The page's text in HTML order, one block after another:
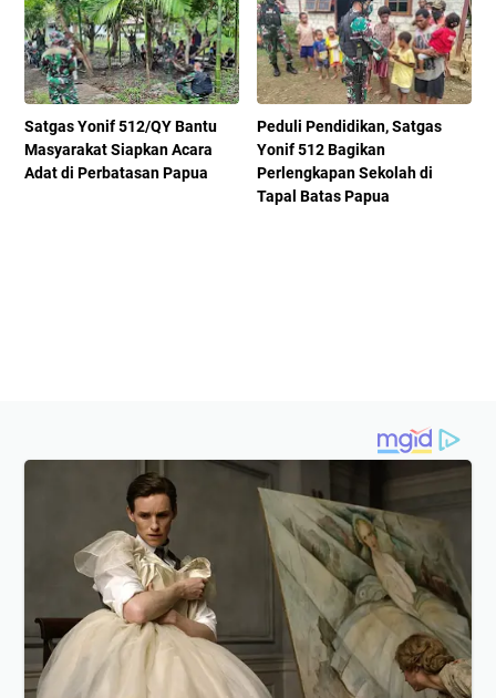
Satgas Yonif 512/QY Bantu
Masyarakat Siapkan Acara
Adat di Perbatasan Papua
Peduli Pendidikan, Satgas
Yonif 512 Bagikan
Perlengkapan Sekolah di
Tapal Batas Papua